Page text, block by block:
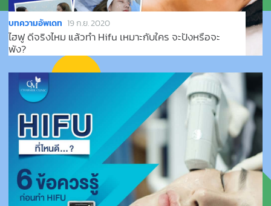
บทความอัพเดท 19 ก.ย. 2020
ไฮฟู ดีจริงไหม แล้วทำ Hifu เหมาะกับใคร จะปังหรือจะ
พัง?